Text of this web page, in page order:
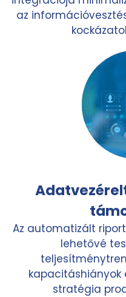
az
Az automatizált
lehetővé
kapacitáshiányok
stratégia